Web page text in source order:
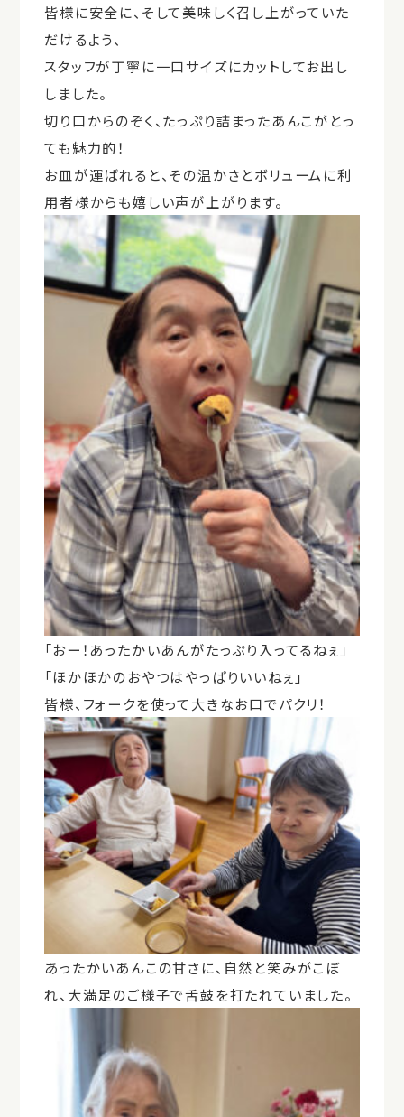
皆様に安全に、そして美味しく召し上がっていた
だけるよう、
スタッフが丁寧に一口サイズにカットしてお出し
しました。
切り口からのぞく、たっぷり詰まったあんこがとっ
ても魅力的！
お皿が運ばれると、その温かさとボリュームに利
用者様からも嬉しい声が上がります。
「おー！あったかいあんがたっぷり入ってるねぇ」
「ほかほかのおやつはやっぱりいいねぇ」
皆様、フォークを使って大きなお口でパクリ！
あったかいあんこの甘さに、自然と笑みがこぼ
れ、大満足のご様子で舌鼓を打たれていました。